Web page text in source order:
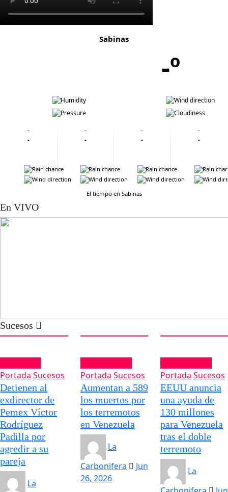
Sabinas
-º
-
-
-
-
-
-
-
-
-
-
-
-
-
-
-
-
-
-
-
-
El tiempo en Sabinas
En VIVO
Sucesos
PortadaSucesos
Aumentan a 589
los muertos por
los terremotos
en Venezuela
La
Carbonifera
26, 2026
Portada Sucesos
EEUU anuncia
una ayuda de
130 millones
para Venezuela
tras el doble
terremoto
La
Portada
La ONU
la
internacional
ante los
terremotos en
Venezuela